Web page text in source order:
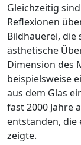
Gleichzeitig
Reflexionen
Bildhauerei,
ästhetische
Dimension des
beispielsweise
aus dem Glas
fast 2000 Jahre
entstanden, die
zeigte.